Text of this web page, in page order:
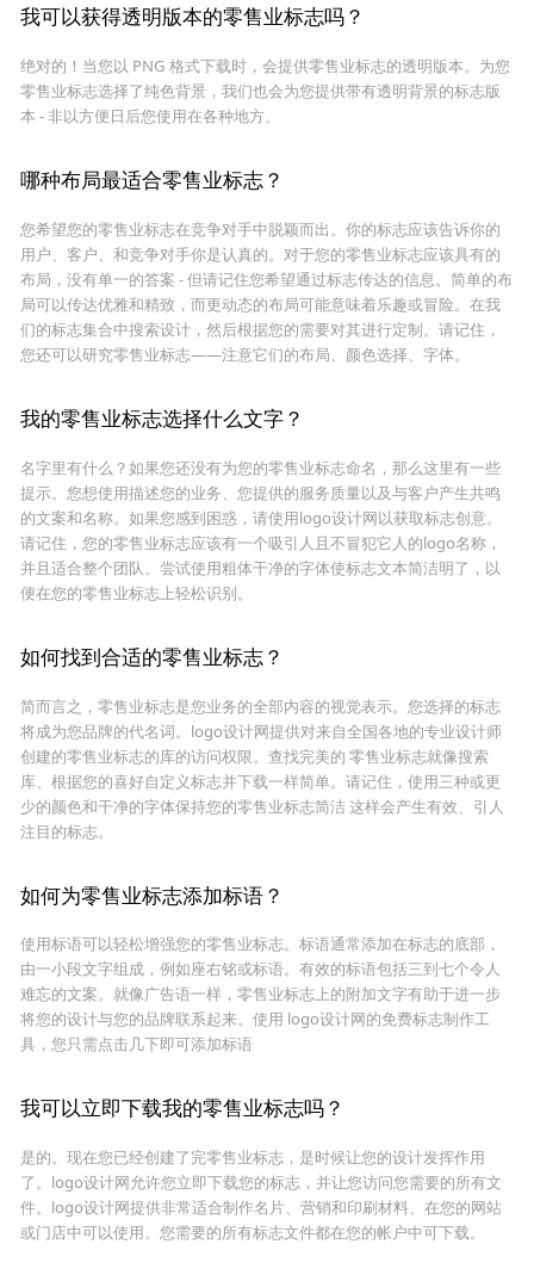
我可以获得透明版本的零售业标志吗？
绝对的！当您以 PNG 格式下载时，会提供零售业标志的透明版本。为您
零售业标志选择了纯色背景，我们也会为您提供带有透明背景的标志版
本 - 非以方便日后您使用在各种地方。
哪种布局最适合零售业标志？
您希望您的零售业标志在竞争对手中脱颖而出。你的标志应该告诉你的
用户、客户、和竞争对手你是认真的。对于您的零售业标志应该具有的
布局，没有单一的答案 - 但请记住您希望通过标志传达的信息。简单的布
局可以传达优雅和精致，而更动态的布局可能意味着乐趣或冒险。在我
们的标志集合中搜索设计，然后根据您的需要对其进行定制。请记住，
您还可以研究零售业标志——注意它们的布局、颜色选择、字体。
我的零售业标志选择什么文字？
名字里有什么？如果您还没有为您的零售业标志命名，那么这里有一些
提示。您想使用描述您的业务、您提供的服务质量以及与客户产生共鸣
的文案和名称。如果您感到困惑，请使用logo设计网以获取标志创意。
请记住，您的零售业标志应该有一个吸引人且不冒犯它人的logo名称，
并且适合整个团队。尝试使用粗体干净的字体使标志文本简洁明了，以
便在您的零售业标志上轻松识别。
如何找到合适的零售业标志？
简而言之，零售业标志是您业务的全部内容的视觉表示。您选择的标志
将成为您品牌的代名词。logo设计网提供对来自全国各地的专业设计师
创建的零售业标志的库的访问权限。查找完美的 零售业标志就像搜索
库、根据您的喜好自定义标志并下载一样简单。请记住，使用三种或更
少的颜色和干净的字体保持您的零售业标志简洁 这样会产生有效、引人
注目的标志。
如何为零售业标志添加标语？
使用标语可以轻松增强您的零售业标志。标语通常添加在标志的底部，
由一小段文字组成，例如座右铭或标语。有效的标语包括三到七个令人
难忘的文案。就像广告语一样，零售业标志上的附加文字有助于进一步
将您的设计与您的品牌联系起来。使用 logo设计网的免费标志制作工
具，您只需点击几下即可添加标语
我可以立即下载我的零售业标志吗？
是的。现在您已经创建了完零售业标志，是时候让您的设计发挥作用
了。logo设计网允许您立即下载您的标志，并让您访问您需要的所有文
件。logo设计网提供非常适合制作名片、营销和印刷材料、在您的网站
或门店中可以使用。您需要的所有标志文件都在您的帐户中可下载。